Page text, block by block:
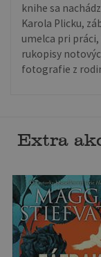
knihe sa
Karola Plicku,
umelca pri
rukopisy
fotografie z
Extra